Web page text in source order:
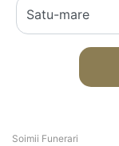
Soimii Funerari